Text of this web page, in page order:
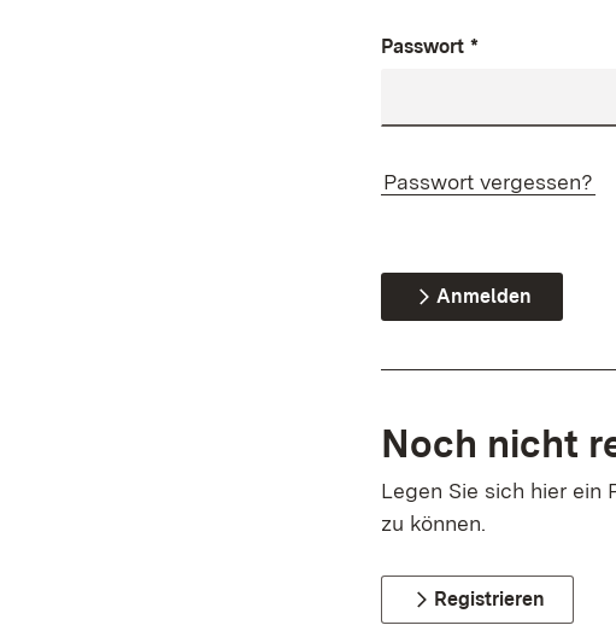
Passwort *
Passwort vergessen?
Anmelden
Noch nicht
Legen Sie sich hier ein
zu können.
Registrieren